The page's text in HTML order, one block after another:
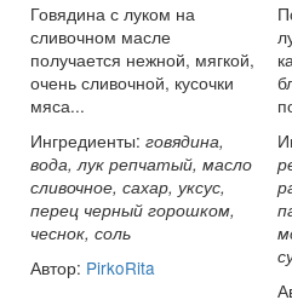
Говядина с луком на
сливочном масле
получается нежной, мягкой,
очень сливочной, кусочки
мяса...
Ингредиенты: говядина,
вода, лук репчатый, масло
сливочное, сахар, уксус,
перец черный горошком,
чеснок, соль
Автор: PirkoRita